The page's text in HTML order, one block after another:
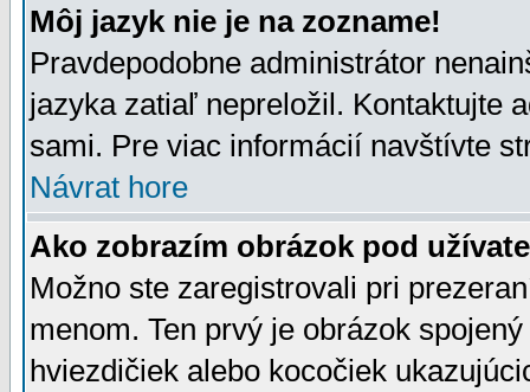
Môj jazyk nie je na zozname!
Pravdepodobne administrátor
jazyka zatiaľ nepreložil. Kontaktujte
sami. Pre viac informácií navštívte
Návrat hore
Ako zobrazím obrázok pod
Možno ste zaregistrovali pri
menom. Ten prvý je obrázok
hviezdičiek alebo kocočiek